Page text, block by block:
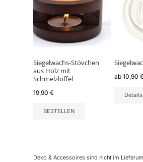
Siegelwachs-Stövchen
aus Holz mit
Schmelzlöffel
19,90 €
BESTELLEN
ab10,90
Details
mehrere
können
auf
Deko & Accessoires sind nicht im